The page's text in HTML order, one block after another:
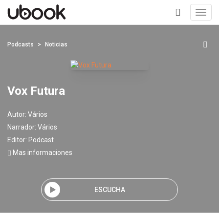
+
Podcasts Noticias
Vox Futura
Autor: Vários
Narrador: Vários
Editor: Podcast
Mas informaciones
ESCUCHA